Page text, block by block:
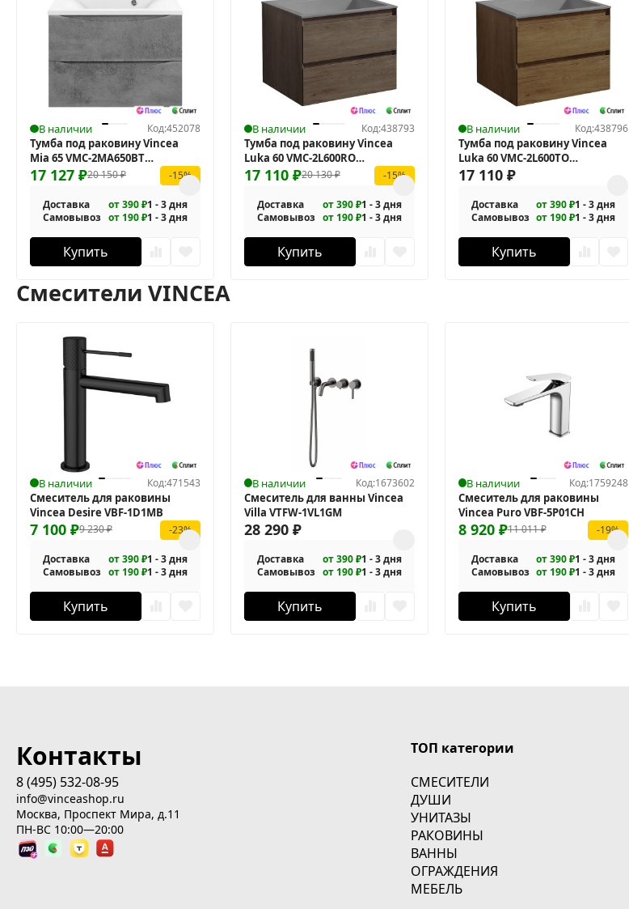
В наличии Код:452078
Тумба под раковину Vincea
Mia 65 VMC-2MA650BT
подвесная20 150₽
17 127 ₽ -15%
Доставка от 390 ₽1 - 3 дня
Самовывоз от 190 ₽1 - 3 дня
Купить
В наличии Код:438793
Тумба под раковину Vincea
Luka 60 VMC-2L600RO
подвесная20 130₽
17 110 ₽ -15%
Доставка от 390 ₽1 - 3 дня
Самовывоз от 190 ₽1 - 3 дня
Купить
В наличии Код:438796
Тумба под раковину Vincea
Luka 60 VMC-2L600TO
подвесная
17 110 ₽
Доставка от 390 ₽1 - 3 дня
Самовывоз от 190 ₽1 - 3 дня
Купить
Смесители VINCEA
В наличии Код:471543
Смеситель для раковины
Vincea Desire VBF-1D1MB
9 230₽
7 100 ₽ -23%
Доставка от 390 ₽1 - 3 дня
Самовывоз от 190 ₽1 - 3 дня
Купить
В наличии Код:1673602
Смеситель для ванны Vincea
Villa VTFW-1VL1GM
28 290 ₽
Доставка от 390 ₽1 - 3 дня
Самовывоз от 190 ₽1 - 3 дня
Купить
В наличии Код:1759248
Смеситель для раковины
Vincea Puro VBF-5P01CH
11 011₽
8 920 ₽ -19%
Доставка от 390 ₽1 - 3 дня
Самовывоз от 190 ₽1 - 3 дня
Купить
Контакты
8 (495) 532-08-95
info@vinceashop.ru
Москва, Проспект Мира, д.11
ПН-ВС 10:00—20:00
ТОП категории
СМЕСИТЕЛИ
ДУШИ
УНИТАЗЫ
РАКОВИНЫ
ВАННЫ
ОГРАЖДЕНИЯ
МЕБЕЛЬ